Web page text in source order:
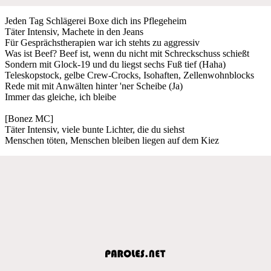
Jeden Tag Schlägerei Boxe dich ins Pflegeheim
Täter Intensiv, Machete in den Jeans
Für Gesprächstherapien war ich stehts zu aggressiv
Was ist Beef? Beef ist, wenn du nicht mit Schreckschuss schießt
Sondern mit Glock-19 und du liegst sechs Fuß tief (Haha)
Teleskopstock, gelbe Crew-Crocks, Isohaften, Zellenwohnblocks
Rede mit mit Anwälten hinter 'ner Scheibe (Ja)
Immer das gleiche, ich bleibe
[Bonez MC]
Täter Intensiv, viele bunte Lichter, die du siehst
Menschen töten, Menschen bleiben liegen auf dem Kiez